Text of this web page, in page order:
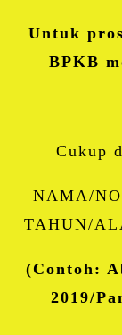
Untuk
BPKB
Cukup
NAMA/
TAHUN/
(Contoh:
2019/